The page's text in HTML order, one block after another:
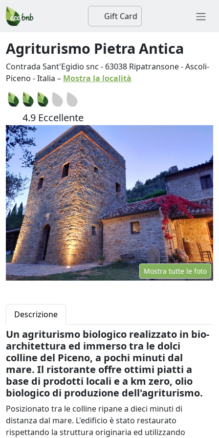
Gift Card
Agriturismo Pietra Antica
Contrada Sant'Egidio snc - 63038 Ripatransone-Ascoli-
Piceno -Italia – Mostra la località
4.9 Eccellente
Mostra tutte le foto
Descrizione
Un agriturismo biologico realizzato in bio-
architettura ed immerso tra le dolci
colline del Piceno, a pochi minuti dal
mare. Il ristorante offre ottimi piatti a
base di prodotti locali e a km zero, olio
biologico di produzione dell'agriturismo.
Posizionato tra le colline ripane a dieci minuti di
distanza dal mare. L'edificio è stato restaurato
rispettando la struttura originaria ed utilizzando